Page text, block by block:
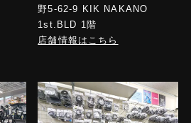
野5-62-9 KIK NAKANO
1st.BLD 1階
店舗情報はこちら